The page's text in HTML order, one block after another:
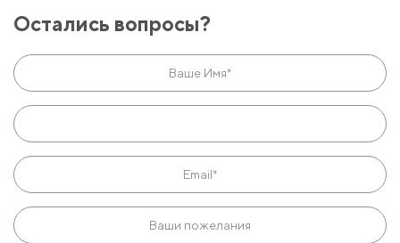
Остались вопросы?